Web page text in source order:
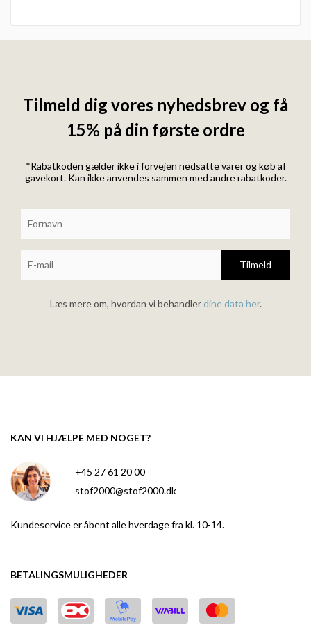
Tilmeld dig vores nyhedsbrev og få
15% på din første ordre
*Rabatkoden gælder ikke i forvejen nedsatte varer og køb af
gavekort. Kan ikke anvendes sammen med andre rabatkoder.
Tilmeld
Læs mere om, hvordan vi behandlerdine data her.
KAN VI HJÆLPE MED NOGET?
+45 27 61 20 00
stof2000@stof2000.dk
Kundeservice er åbent alle hverdage fra kl. 10-14.
BETALINGSMULIGHEDER